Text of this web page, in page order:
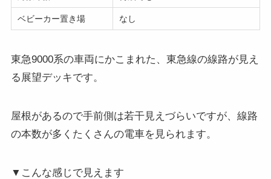
ベビーカー置き場 なし
東急9000系の車両にかこまれた、東急線の線路が見え
る展望デッキです。
屋根があるので手前側は若干見えづらいですが、線路
の本数が多くたくさんの電車を見られます。
▼こんな感じで見えます